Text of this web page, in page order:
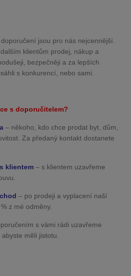
jsou pro nás nejcennější.
klientům prodej, nákup a
bezpečněji a za lepších
s konkurencí, nebo sami.
s doporučitelem?
– někoho, kdo chce prodat byt, dům,
Za předaný kontakt dostanete
klientem – s klientem uzavřeme
– po prodeji a vyplacení naší
z mé odměny.
s vámi rádi uzavřeme
měli jistotu.